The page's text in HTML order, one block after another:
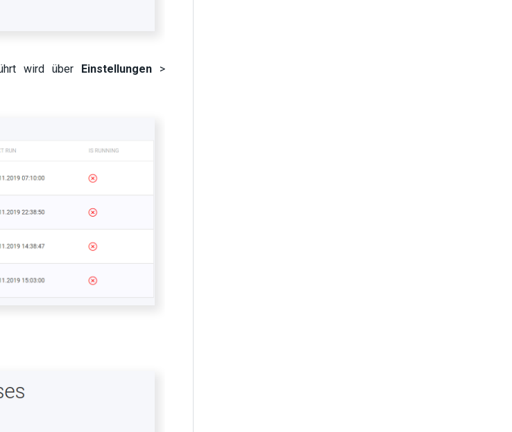
wird über Einstellungen >